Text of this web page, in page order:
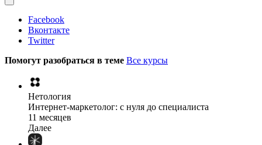
Facebook
Вконтакте
Twitter
Помогут разобраться в теме Все курсы
Нетология
Интернет-маркетолог: с нуля до cпециалиста
11 месяцев
Далее